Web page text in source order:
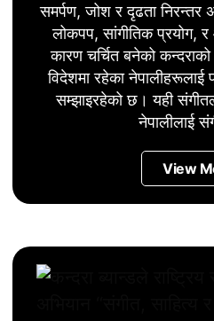
समर्पण, जोश र दृढता निरन्तर
लोकपप, सांगीतिक प्रयोग,
कारण चर्चित बनेको
विदेशमा रहेका
सम्झाइरहेको छ। यही
नेपालीलाई
View